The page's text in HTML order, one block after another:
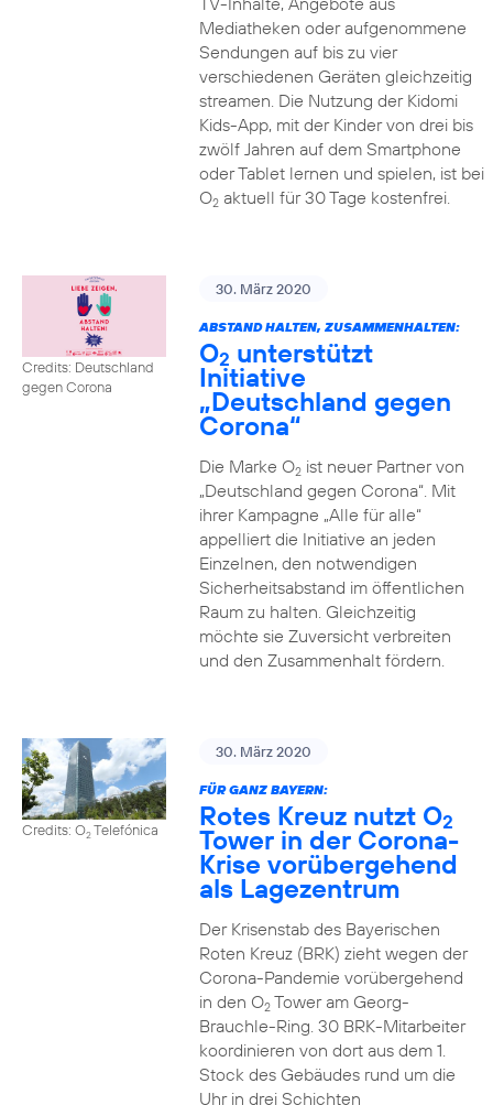
Mediatheken oder aufgenommene
Sendungen auf bis zu vier
verschiedenen Geräten gleichzeitig
streamen. Die Nutzung der Kidomi
Kids-App, mit der Kinder von drei bis
zwölf Jahren auf dem Smartphone
oder Tablet lernen und spielen, ist bei
O2aktuell für 30 Tage kostenfrei.
Credits: Deutschland
gegen Corona
30. März 2020
ABSTAND HALTEN, ZUSAMMENHALTEN:
O2 unterstützt
Initiative
„Deutschland gegen
Corona“
Die Marke O2ist neuer Partner von
„Deutschland gegen Corona“. Mit
ihrer Kampagne „Alle für alle“
appelliert die Initiative an jeden
Einzelnen, den notwendigen
Sicherheitsabstand im öffentlichen
Raum zu halten. Gleichzeitig
möchte sie Zuversicht verbreiten
und den Zusammenhalt fördern.
Credits: O2Telefónica
30. März 2020
FÜR GANZ BAYERN:
Rotes Kreuz nutzt O2
Tower in der Corona-
Krise vorübergehend
als Lagezentrum
Der Krisenstab des Bayerischen
Roten Kreuz (BRK) zieht wegen der
Corona-Pandemie vorübergehend
in den O2Tower am Georg-
Brauchle-Ring. 30 BRK-Mitarbeiter
koordinieren von dort aus dem 1.
Stock des Gebäudes rund um die
Uhr in drei Schichten